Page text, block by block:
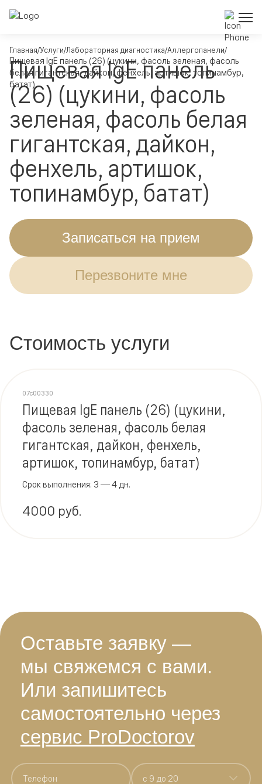
Главная Услуги Лабораторная диагностика Аллергопанели
Пищевая IgE панель (26) (цукини, фасоль зеленая, фасоль
белая гигантская, дайкон, фенхель, артишок, топинамбур,
батат)
Пищевая IgE панель
(26) (цукини, фасоль
зеленая, фасоль белая
гигантская, дайкон,
фенхель, артишок,
топинамбур, батат)
Записаться на прием
Перезвоните мне
Стоимость услуги
Пищевая IgE панель (26) (цукини,
фасоль зеленая, фасоль белая
гигантская, дайкон, фенхель,
артишок, топинамбур, батат)
07c00330
4000 руб.
Срок выполнения: 3 — 4 дн.
Оставьте заявку —
мы свяжемся с вами.
Или запишитесь
самостоятельно через
сервис ProDoctorov
c 9 до 20